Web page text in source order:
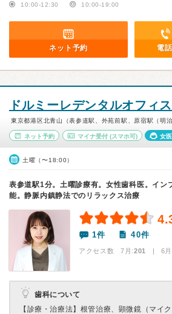
10:00-12:30 10:00-19:00
ネット予約 電話
ドルミーレデンタルオフィ
東京都港区北青山（表参道駅、外苑前駅、原宿駅（明治
ネット予約 マイナ受付(スマホ可) 女
土曜（〜18:00）
表参道駅1分。土曜診療有。女性歯科医。イン
能。静脈内鎮静法でのリラックス治療
1件 40件
アクセス数 7月:201 | 6月
歯科について
【診療・治療法】 根管治療、顕微鏡（マイ